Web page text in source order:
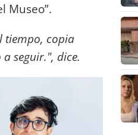
Museo”.
tiempo, copia
seguir.", dice.